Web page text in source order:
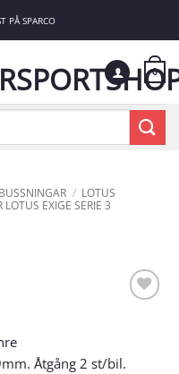
PÅ SPARCO
0
BUSSNINGAR / LOTUS
EXIGE SERIE 3
Åtgång 2 st/bil.